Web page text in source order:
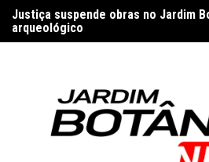
para
o
Justiça suspende obras no Jardim
arqueológico